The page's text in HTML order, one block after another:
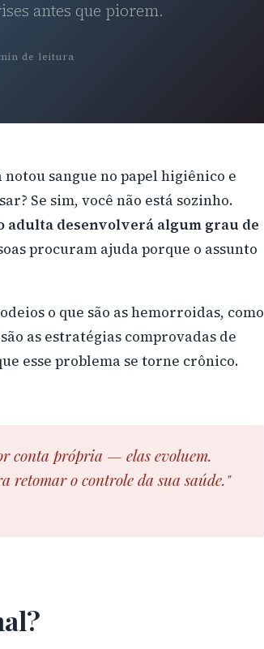
antes que piorem.
de leitura
sangue no papel higiênico e
Se sim, você não está sozinho.
adulta desenvolverá algum grau de
procuram ajuda porque o assunto
o que são as hemorroidas, como
as estratégias comprovadas de
esse problema se torne crônico.
conta própria — elas evoluem.
retomar o controle da sua saúde."